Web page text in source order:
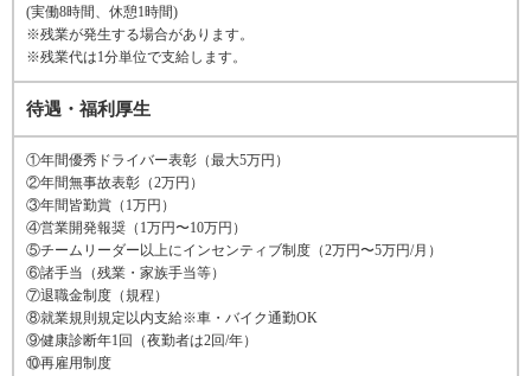
(実働8時間、休憩1時間)
※残業が発生する場合があります。
※残業代は1分単位で支給します。
待遇・福利厚生
①年間優秀ドライバー表彰（最大5万円）
②年間無事故表彰（2万円）
③年間皆勤賞（1万円）
④営業開発報奨（1万円〜10万円）
⑤チームリーダー以上にインセンティブ制度（2万円〜5万円/月）
⑥諸手当（残業・家族手当等）
⑦退職金制度（規程）
⑧就業規則規定以内支給※車・バイク通勤OK
⑨健康診断年1回（夜勤者は2回/年）
⑩再雇用制度